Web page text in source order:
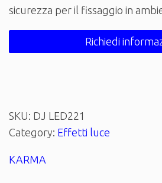
sicurezza per il fissaggio in
Richiedi
SKU: DJ LED221
Category: Effetti luce
KARMA